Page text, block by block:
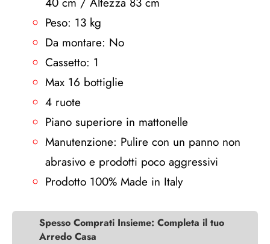
Peso: 13 kg
Da montare: No
Cassetto: 1
Max 16 bottiglie
4 ruote
Piano superiore in mattonelle
Manutenzione: Pulire con un panno non
abrasivo e prodotti poco aggressivi
Prodotto 100% Made in Italy
Spesso Comprati Insieme: Completa il tuo
Arredo Casa